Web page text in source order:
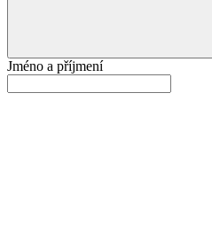
Jméno a příjmení